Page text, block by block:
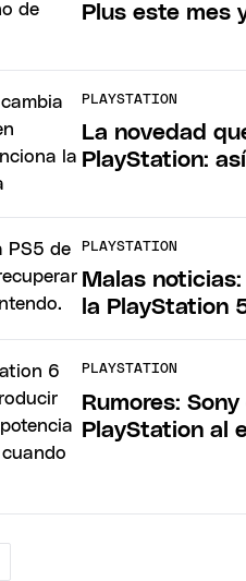
Plus este mes
PLAYSTATION
La novedad
PlayStation:
PLAYSTATION
Malas
la PlayStation
PLAYSTATION
Rumores:
PlayStation al